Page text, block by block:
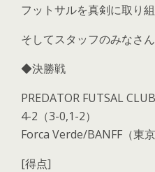
フットサルを真剣に取り組
そしてスタッフのみなさん
◆決勝戦
PREDATOR FUTSAL
4-2（3-0,1-2）
Forca Verde/BANFF（東
[得点]